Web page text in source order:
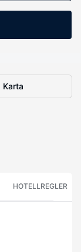
Karta
HOTELLREGLER